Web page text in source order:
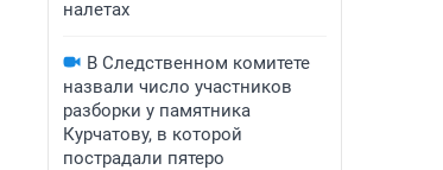
налетах
В Следственном комитете
назвали число участников
разборки у памятника
Курчатову, в которой
пострадали пятеро